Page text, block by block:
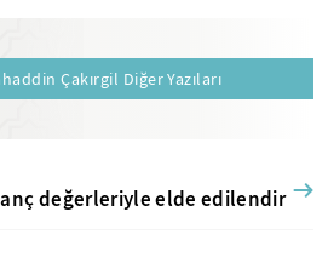
Çakırgil Diğer Yazıları
değerleriyle elde edilendir